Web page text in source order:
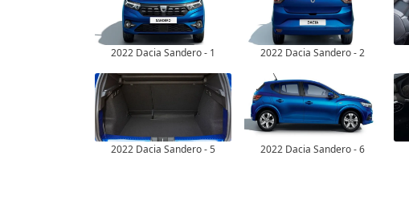
2022 Dacia Sandero - 1 2022 Dacia Sandero - 2
2022 Dacia Sandero - 5 2022 Dacia Sandero - 6